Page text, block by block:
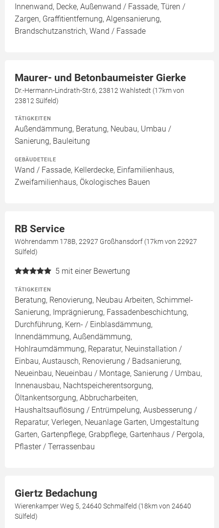
Innenwand, Decke, Außenwand / Fassade, Türen /
Zargen, Graffitientfernung, Algensanierung,
Brandschutzanstrich, Wand / Fassade
Maurer- und Betonbaumeister Gierke
Dr.-Hermann-Lindrath-Str.6, 23812 Wahlstedt (17km von
23812 Sülfeld)
TÄTIGKEITEN
Außendämmung, Beratung, Neubau, Umbau /
Sanierung, Bauleitung
GEBÄUDETEILE
Wand / Fassade, Kellerdecke, Einfamilienhaus,
Zweifamilienhaus, Ökologisches Bauen
RB Service
Wöhrendamm 178B, 22927 Großhansdorf (17km von 22927
Sülfeld)
5 mit einer Bewertung
TÄTIGKEITEN
Beratung, Renovierung, Neubau Arbeiten, Schimmel-
Sanierung, Imprägnierung, Fassadenbeschichtung,
Durchführung, Kern- / Einblasdämmung,
Innendämmung, Außendämmung,
Hohlraumdämmung, Reparatur, Neuinstallation /
Einbau, Austausch, Renovierung / Badsanierung,
Neueinbau, Neueinbau / Montage, Sanierung / Umbau,
Innenausbau, Nachtspeicherentsorgung,
Öltankentsorgung, Abbrucharbeiten,
Haushaltsauflösung / Entrümpelung, Ausbesserung /
Reparatur, Verlegen, Neuanlage Garten, Umgestaltung
Garten, Gartenpflege, Grabpflege, Gartenhaus / Pergola,
Pflaster / Terrassenbau
Giertz Bedachung
Wierenkamper Weg 5, 24640 Schmalfeld (18km von 24640
Sülfeld)